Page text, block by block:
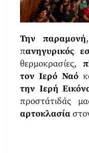
Την παραμονή
πανηγυρικός
θερμοκρασίες,
τον Ιερό Ναό
την Ιερή
προστάτιδάς
αρτοκλασία